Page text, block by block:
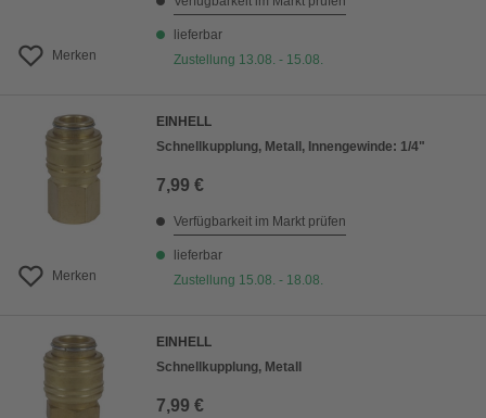
Merken
lieferbar
Zustellung 13.08. - 15.08.
Merken
EINHELL
Schnellkupplung, Metall, Innengewinde: 1/4"
7,99 €
Verfügbarkeit im Markt prüfen
lieferbar
Zustellung 15.08. - 18.08.
EINHELL
Schnellkupplung, Metall
7,99 €